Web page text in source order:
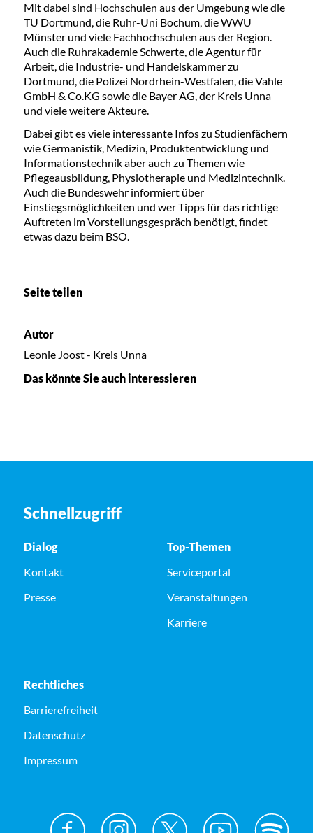
Mit dabei sind Hochschulen aus der Umgebung wie die
TU Dortmund, die Ruhr-Uni Bochum, die WWU
Münster und viele Fachhochschulen aus der Region.
Auch die Ruhrakademie Schwerte, die Agentur für
Arbeit, die Industrie- und Handelskammer zu
Dortmund, die Polizei Nordrhein-Westfalen, die Vahle
GmbH & Co.KG sowie die Bayer AG, der Kreis Unna
und viele weitere Akteure.
Dabei gibt es viele interessante Infos zu Studienfächern
wie Germanistik, Medizin, Produktentwicklung und
Informationstechnik aber auch zu Themen wie
Pflegeausbildung, Physiotherapie und Medizintechnik.
Auch die Bundeswehr informiert über
Einstiegsmöglichkeiten und wer Tipps für das richtige
Auftreten im Vorstellungsgespräch benötigt, findet
etwas dazu beim BSO.
Seite teilen
Autor
Leonie Joost - Kreis Unna
Das könnte Sie auch interessieren
Schnellzugriff
Dialog
Kontakt
Presse
Top-Themen
Serviceportal
Veranstaltungen
Karriere
Rechtliches
Barrierefreiheit
Datenschutz
Impressum